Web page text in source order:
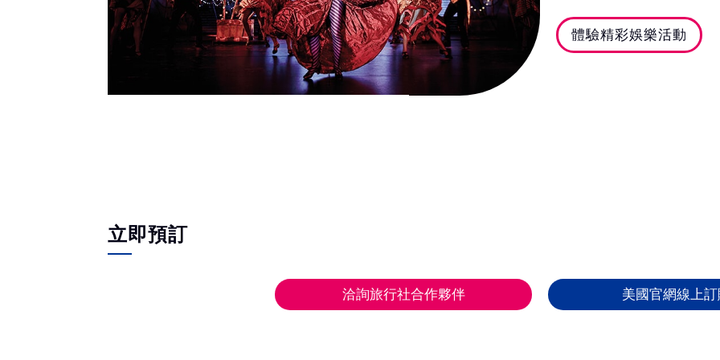
體驗精彩娛樂活動
立即預訂
洽詢旅行社合作夥伴 美國官網線上